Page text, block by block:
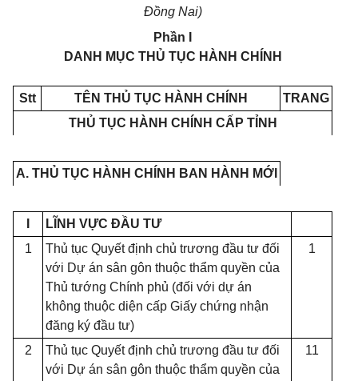
Đồng Nai)
Phần I
DANH MỤC THỦ TỤC HÀNH CHÍNH
Stt TÊN THỦ TỤC HÀNH CHÍNH
TRANG
THỦ TỤC HÀNH CHÍNH CẤP TỈNH
A. THỦ TỤC HÀNH CHÍNH BAN HÀNH MỚI
LĨNH VỰC ĐẦU TƯ
1
Thủ tục Quyết định chủ trương đầu tư đối
với Dự án sân gôn thuộc thẩm quyền của
Thủ tướng Chính phủ (đối với dự án
không thuộc diện cấp Giấy chứng nhận
đăng ký đầu tư)
1
2
Thủ tục Quyết định chủ trương đầu tư đối
với Dự án sân gôn thuộc thẩm quyền của
11